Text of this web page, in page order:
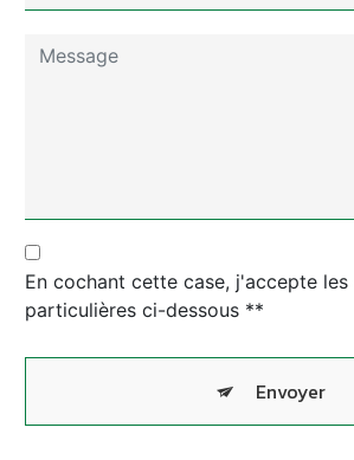
En cochant cette case, j'accepte
particulières ci-dessous **
Envoyer